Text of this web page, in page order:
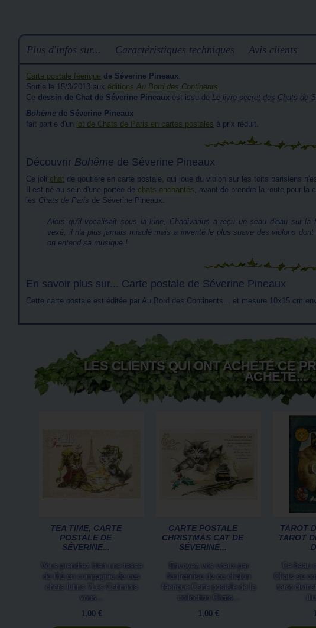
Plus d'infos sur... Caractéristiques techniques Avis clients
Carte postale féerique de Séverine Pineaux.
Sortie le 15/3/2013 aux éditions Au Bord des Continents.
Ce dessin de Chat de Séverine Pineaux est issu de Le livre secret des Chats de
Bohême de Séverine Pineaux
fait partie d'un lot de Chats de Paris en cartes postales à prix réduit.
Découvrir Bohême de Séverine Pineaux
Ce joli chat de goutière en carte postale, qui joue du violon sur les toits parisiens
Il est né au sein d'une portée de chats enchantés, avant de prendre la route pour la
les Chats de Paris de Séverine Pineaux.
Alors qu'il vocalisait sous la lune, Chadivarius a reçu un seau d'eau sur la
vexé, il n'a plus jamais miaulé mais a inventé le plus suave des violons
on entend sa musique !
En savoir plus sur... Carte postale de Séverine Pineaux
Cette carte postale est éditée par Au Bord des Continents... et mesure 10x15 cm
LES CLIENTS QUI ONT ACHETÉ CE
ACHETÉ...
TEA TIME, CARTE
POSTALE DE
SÉVERINE...
Vous prendrez bien une tasse
de thé en compagnie de ces
chats lutins ?Les Catiminis
vous...
1,00 €
CARTE POSTALE
CHRISTMAS CAT DE
SÉVERINE...
Envoyez vos vœux par
l'entremise de ce chaton
féerique.Carte postale de la
collection Chats...
1,00 €
TAROT
TAROT
Ce beau
Chats se
tarot